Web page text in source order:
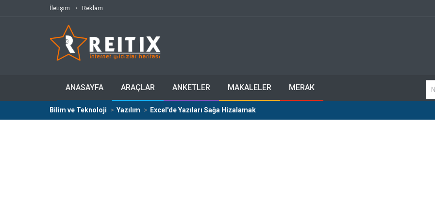
İletişim Reklam
ANASAYFA ARAÇLAR ANKETLER MAKALELER MERAK
Bilim ve Teknoloji Yazılım Excel'de Yazıları Sağa Hizalamak